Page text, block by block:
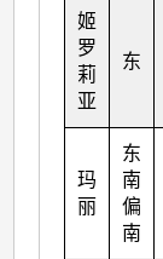
姬
罗
莉
亚
东
玛
丽
东
南
偏
南